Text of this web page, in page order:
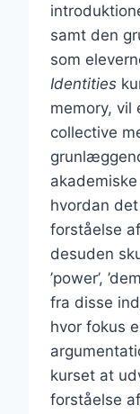
samt den
som
Identities
memory, vil
collective
hvordan
forståelse
desuden
’power’,
fra disse
hvor fokus
kurset at
forståelse